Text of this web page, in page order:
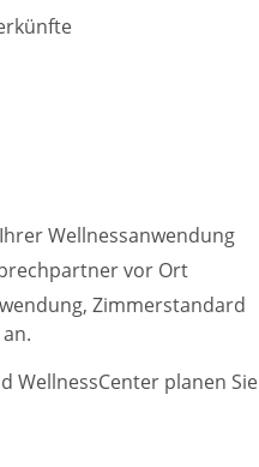
Wellnessanwendung
vor Ort
Zimmerstandard
WellnessCenter planen Sie